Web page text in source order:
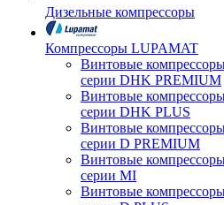
Дизельные компрессоры
Компрессоры LUPAMAT
Винтовые
серии DHK PREMIUM
Винтовые
серии DHK PLUS
Винтовые
серии D PREMIUM
Винтовые
серии MI
Винтовые